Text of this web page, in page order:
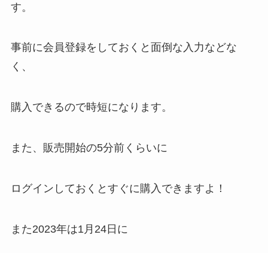
す。
事前に会員登録をしておくと面倒な入力などな
く、
購入できるので時短になります。
また、販売開始の5分前くらいに
ログインしておくとすぐに購入できますよ！
また2023年は1月24日に